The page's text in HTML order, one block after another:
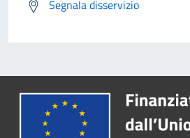
Segnala disservizio